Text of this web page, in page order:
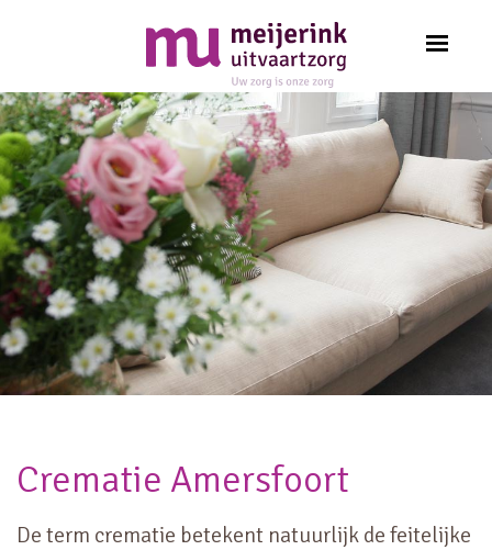
Crematie Amersfoort
De term crematie betekent natuurlijk de feitelijke